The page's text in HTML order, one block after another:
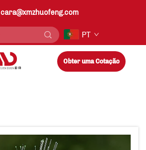
cara@xmzhuofeng.com
PT
Obter uma Cotação